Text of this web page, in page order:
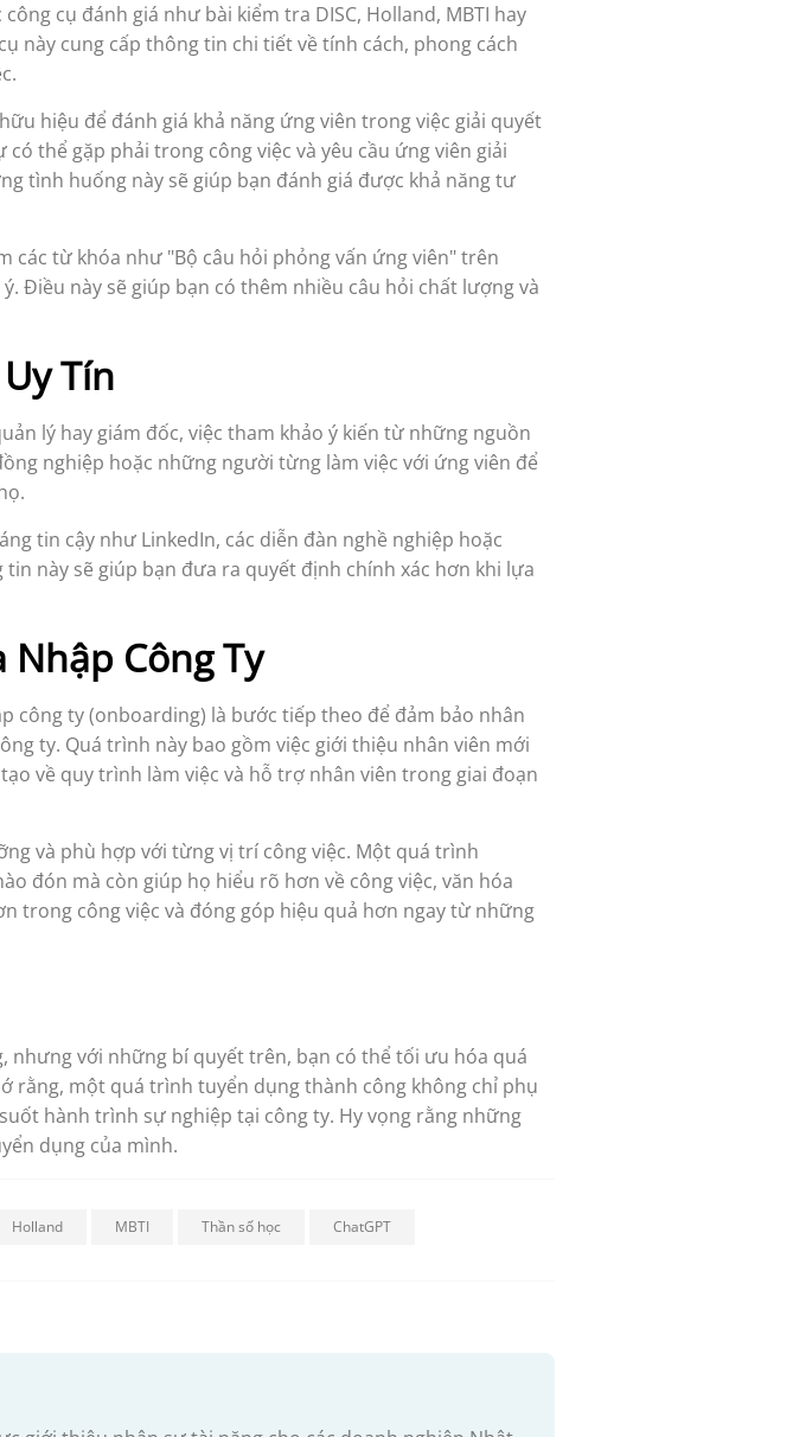
cụ đánh giá như bài kiểm tra DISC, Holland, MBTI hay
này cung cấp thông tin chi tiết về tính cách, phong cách
hiệu để đánh giá khả năng ứng viên trong việc giải quyết
thể gặp phải trong công việc và yêu cầu ứng viên giải
tình huống này sẽ giúp bạn đánh giá được khả năng tư
các từ khóa như "Bộ câu hỏi phỏng vấn ứng viên" trên
Điều này sẽ giúp bạn có thêm nhiều câu hỏi chất lượng và
Tín
lý hay giám đốc, việc tham khảo ý kiến từ những nguồn
nghiệp hoặc những người từng làm việc với ứng viên để
tin cậy như LinkedIn, các diễn đàn nghề nghiệp hoặc
này sẽ giúp bạn đưa ra quyết định chính xác hơn khi lựa
Nhập Công Ty
công ty (onboarding) là bước tiếp theo để đảm bảo nhân
ty. Quá trình này bao gồm việc giới thiệu nhân viên mới
về quy trình làm việc và hỗ trợ nhân viên trong giai đoạn
và phù hợp với từng vị trí công việc. Một quá trình
đón mà còn giúp họ hiểu rõ hơn về công việc, văn hóa
trong công việc và đóng góp hiệu quả hơn ngay từ những
nhưng với những bí quyết trên, bạn có thể tối ưu hóa quá
rằng, một quá trình tuyển dụng thành công không chỉ phụ
hành trình sự nghiệp tại công ty. Hy vọng rằng những
dụng của mình.
Holland MBTI Thần số học
ChatGPT